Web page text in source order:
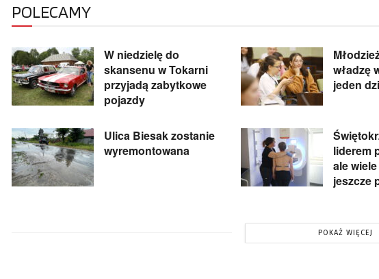
POLECAMY
W niedzielę do
skansenu w Tokarni
przyjadą zabytkowe
pojazdy
władzę
jeden
Ulica Biesak zostanie
wyremontowana
liderem
ale
jeszcze
POKAŻ WIĘCEJ